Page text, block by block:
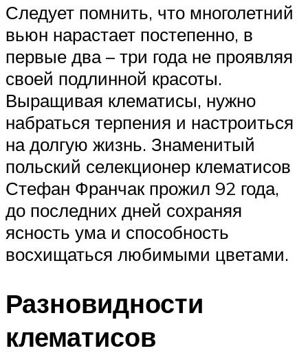
Следует помнить, что многолетний
вьюн нарастает постепенно, в
первые два – три года не проявляя
своей подлинной красоты.
Выращивая клематисы, нужно
набраться терпения и настроиться
на долгую жизнь. Знаменитый
польский селекционер клематисов
Стефан Франчак прожил 92 года,
до последних дней сохраняя
ясность ума и способность
восхищаться любимыми цветами.
Разновидности
клематисов